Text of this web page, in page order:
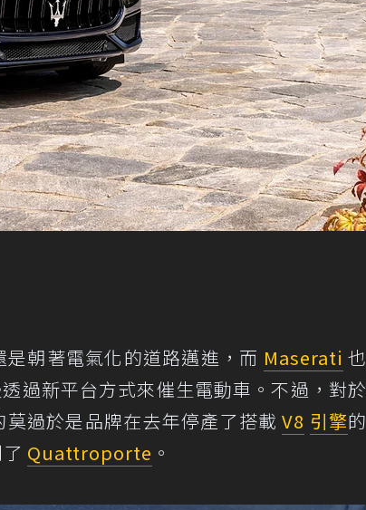
朝著電氣化的道路邁進，而 Maserati 也
過新平台方式來催生電動車。不過，對於
過於是品牌在去年停產了搭載V8 引擎的
Quattroporte 。